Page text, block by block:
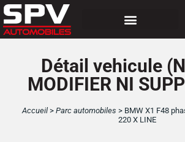
Panneau de gestion des cookies
Détail vehicule
MODIFIER NI
Accueil > Parc automobiles > BMW X1 F48
220 X LINE